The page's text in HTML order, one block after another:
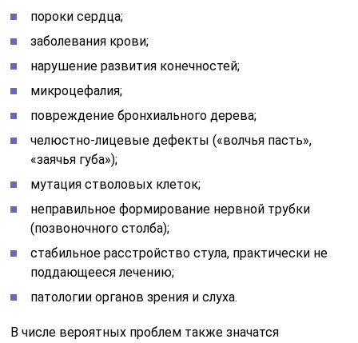
пороки сердца;
заболевания крови;
нарушение развития конечностей;
микроцефалия;
повреждение бронхиального дерева;
челюстно-лицевые дефекты («волчья пасть»,
«заячья губа»);
мутация стволовых клеток;
неправильное формирование нервной трубки
(позвоночного столба);
стабильное расстройство стула, практически не
поддающееся лечению;
патологии органов зрения и слуха.
В числе вероятных проблем также значатся